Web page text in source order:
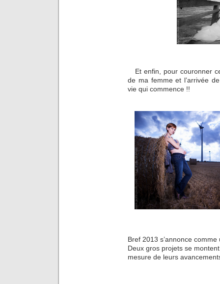
Et enfin, pour couronner
de ma femme et l’arrivée
vie qui commence !!
Bref 2013 s’annonce
Deux gros projets se
mesure de leurs